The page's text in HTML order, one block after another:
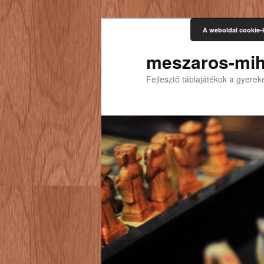
meszaros-
Fejlesztő táblajátékok a
A weboldal